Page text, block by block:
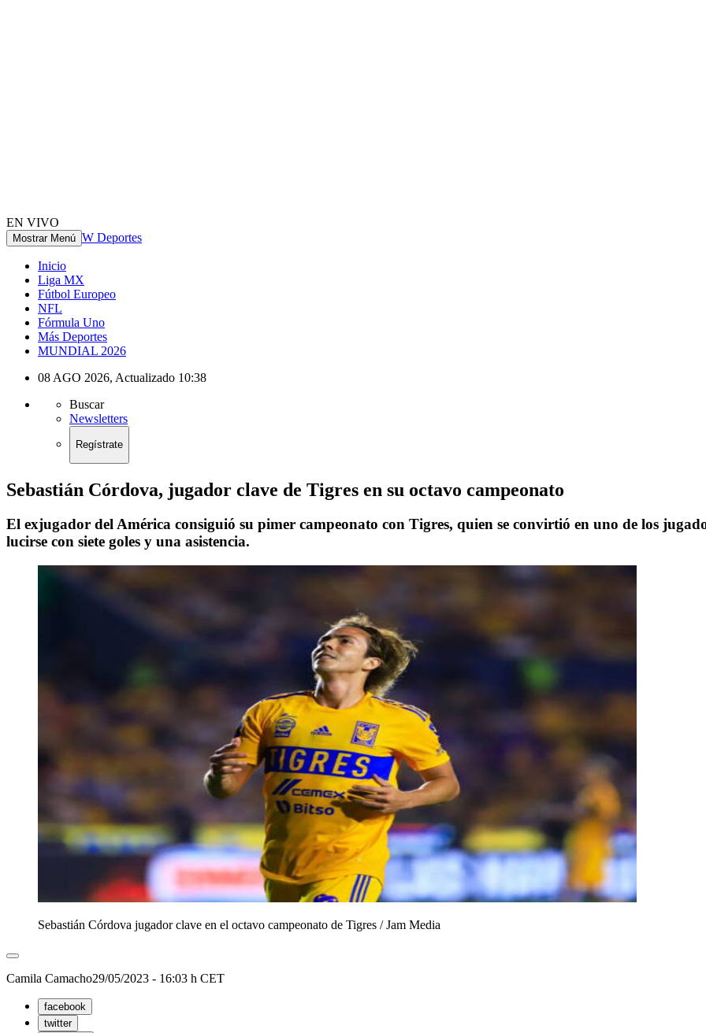
EN VIVO
Mostrar Menú W Deportes
Inicio
Liga MX
Fútbol Europeo
NFL
Fórmula Uno
Más Deportes
MUNDIAL 2026
08 AGO 2026, Actualizado 10:38
Buscar
Newsletters
Regístrate
Sebastián Córdova, jugador clave de Tigres en su octavo campeonato
El exjugador del América consiguió su pimer campeonato con Tigres, quien se convirtió en uno de los
lucirse con siete goles y una asistencia.
Sebastián Córdova jugador clave en el octavo campeonato de Tigres /Jam Media
Camila Camacho29/05/2023 - 16:03 h CET
facebook
twitter